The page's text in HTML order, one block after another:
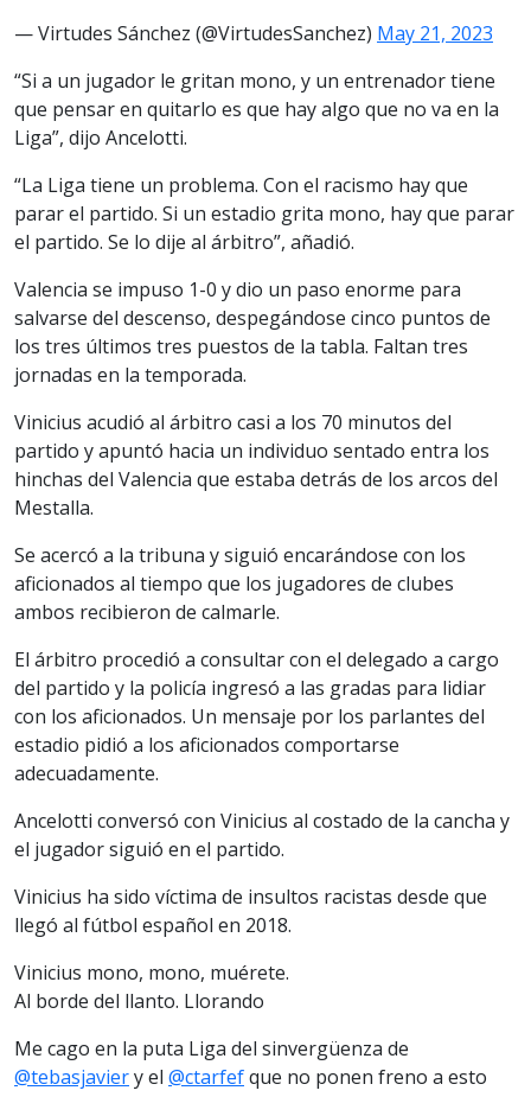
— Virtudes Sánchez (@VirtudesSanchez) May 21, 2023
“Si a un jugador le gritan mono, y un entrenador tiene
que pensar en quitarlo es que hay algo que no va en la
Liga”, dijo Ancelotti.
“La Liga tiene un problema. Con el racismo hay que
parar el partido. Si un estadio grita mono, hay que parar
el partido. Se lo dije al árbitro”, añadió.
Valencia se impuso 1-0 y dio un paso enorme para
salvarse del descenso, despegándose cinco puntos de
los tres últimos tres puestos de la tabla. Faltan tres
jornadas en la temporada.
Vinicius acudió al árbitro casi a los 70 minutos del
partido y apuntó hacia un individuo sentado entra los
hinchas del Valencia que estaba detrás de los arcos del
Mestalla.
Se acercó a la tribuna y siguió encarándose con los
aficionados al tiempo que los jugadores de clubes
ambos recibieron de calmarle.
El árbitro procedió a consultar con el delegado a cargo
del partido y la policía ingresó a las gradas para lidiar
con los aficionados. Un mensaje por los parlantes del
estadio pidió a los aficionados comportarse
adecuadamente.
Ancelotti conversó con Vinicius al costado de la cancha y
el jugador siguió en el partido.
Vinicius ha sido víctima de insultos racistas desde que
llegó al fútbol español en 2018.
Vinicius mono, mono, muérete.
Al borde del llanto. Llorando
Me cago en la puta Liga del sinvergüenza de
@tebasjaviery el @ctarfefque no ponen freno a esto